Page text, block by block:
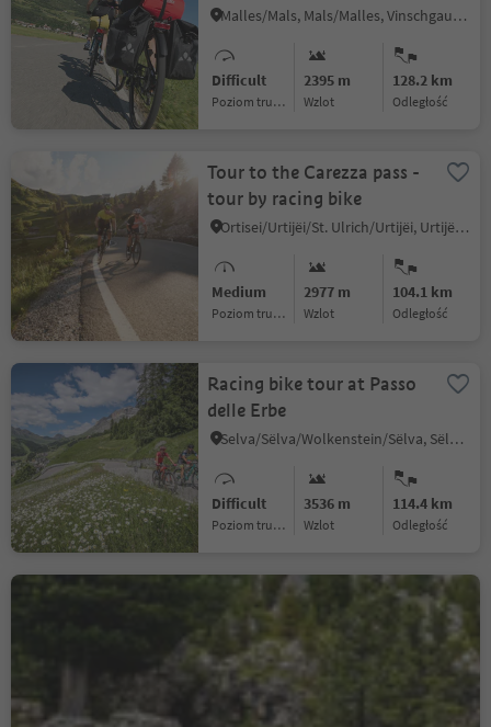
Malles/Mals, Mals/Malles, Vinschgau/Val Venosta
Difficult
Poziom trudności
2395 m
Wzlot
128.2 km
odległość
Tour to the Carezza pass -
tour by racing bike
Ortisei/Urtijëi/St. Ulrich/Urtijëi, Urtijëi/Ortisei, Dolomites Region Val Gardena
Medium
Poziom trudności
2977 m
Wzlot
104.1 km
odległość
Racing bike tour at Passo
delle Erbe
Selva/Sëlva/Wolkenstein/Sëlva, Sëlva/Selva di Val Gardena, Dolomites Region Val Gardena
Difficult
Poziom trudności
3536 m
Wzlot
114.4 km
odległość
207 Sellaronda MTB
TOUR counterclockwise
Selva/Sëlva/Wolkenstein/Sëlva, Sëlva/Selva di Val Gardena, Dolomites Region Val Gardena
Difficult